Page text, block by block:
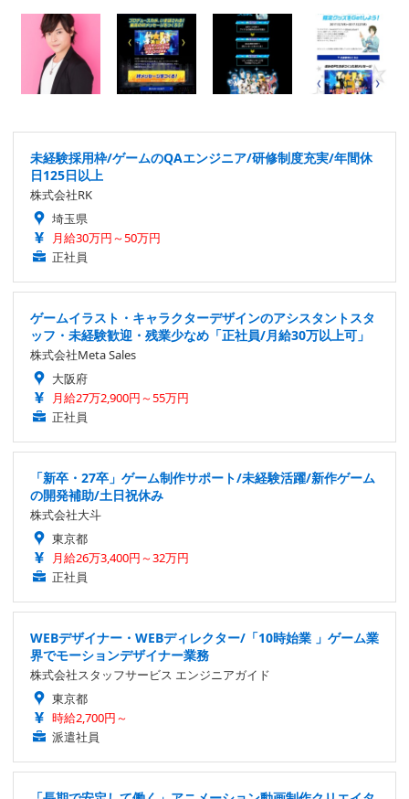
未経験採用枠/ゲームのQAエンジニア/研修制度充実/年間休
日125日以上
株式会社RK
埼玉県
月給30万円～50万円
正社員
ゲームイラスト・キャラクターデザインのアシスタントスタ
ッフ・未経験歓迎・残業少なめ「正社員/月給30万以上可」
株式会社Meta Sales
大阪府
月給27万2,900円～55万円
正社員
「新卒・27卒」ゲーム制作サポート/未経験活躍/新作ゲーム
の開発補助/土日祝休み
株式会社大斗
東京都
月給26万3,400円～32万円
正社員
WEBデザイナー・WEBディレクター/「10時始業 」ゲーム業
界でモーションデザイナー業務
株式会社スタッフサービス エンジニアガイド
東京都
時給2,700円～
派遣社員